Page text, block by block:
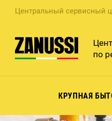
Центральный сервисный
по
КРУПНАЯ